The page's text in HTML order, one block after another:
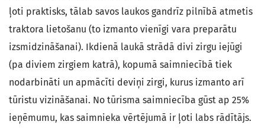
ļoti praktisks, tālab savos laukos gandrīz pilnībā atmetis
traktora lietošanu (to izmanto vienīgi vara preparātu
izsmidzināšanai). Ikdienā laukā strādā divi zirgu iejūgi
(pa diviem zirgiem katrā), kopumā saimniecībā tiek
nodarbināti un apmācīti deviņi zirgi, kurus izmanto arī
tūristu vizināšanai. No tūrisma saimniecība gūst ap 25%
ieņēmumu, kas saimnieka vērtējumā ir ļoti labs rādītājs.